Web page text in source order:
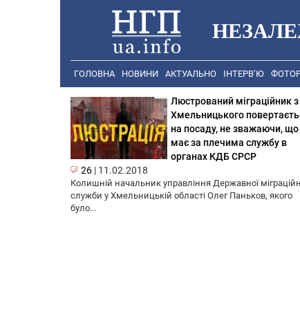
ГОЛОВНА НОВИНИ АКТУАЛЬНО ІНТЕРВ’Ю
Люстрований міграційник з
Хмельницького
на посаду, не зважаючи, що
має за плечима службу в
органах КДБ СРСР
26 | 11.02.2018
Колишній начальник управління Державної
служби у Хмельницькій області Олег Паньков, якого
було...